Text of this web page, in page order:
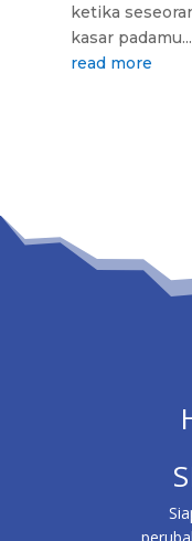
ketika
kasar padamu...
read more